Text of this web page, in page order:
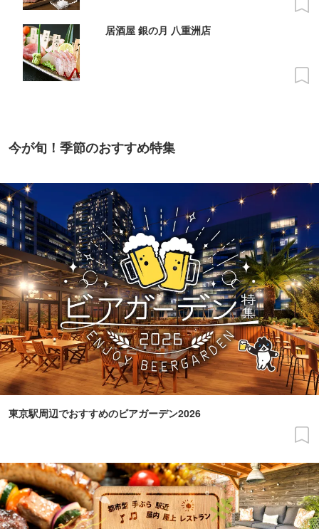
居酒屋 銀の月 八重洲店
今が旬！季節のおすすめ特集
東京駅周辺でおすすめのビアガーデン2026